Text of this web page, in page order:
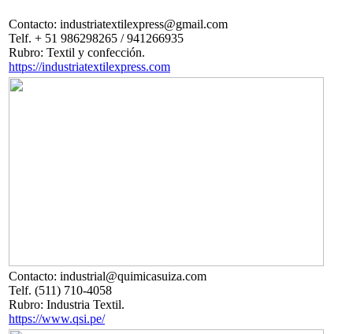
Contacto: industriatextilexpress@gmail.com
Telf. + 51 986298265 / 941266935
Rubro: Textil y confección.
https://industriatextilexpress.com
Contacto: industrial@quimicasuiza.com
Telf. (511) 710-4058
Rubro: Industria Textil.
https://www.qsi.pe/